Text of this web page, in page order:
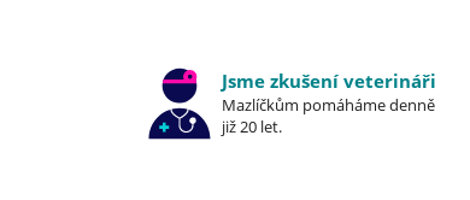
Jsme zkušení veterináři
Mazlíčkům pomáháme denně
již 20 let.